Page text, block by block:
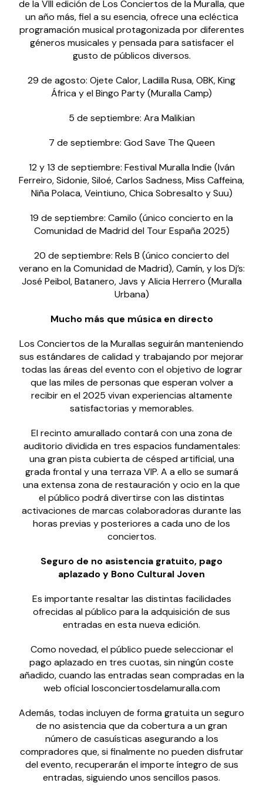
de la VIII edición de Los Conciertos de la Muralla, que
un año más, fiel a su esencia, ofrece una ecléctica
programación musical protagonizada por diferentes
géneros musicales y pensada para satisfacer el
gusto de públicos diversos.
29 de agosto: Ojete Calor, Ladilla Rusa, OBK, King
África y el Bingo Party (Muralla Camp)
5 de septiembre: Ara Malikian
7 de septiembre: God Save The Queen
12 y 13 de septiembre: Festival Muralla Indie (Iván
Ferreiro, Sidonie, Siloé, Carlos Sadness, Miss Caffeina,
Niña Polaca, Veintiuno, Chica Sobresalto y Suu)
19 de septiembre: Camilo (único concierto en la
Comunidad de Madrid del Tour España 2025)
20 de septiembre: Rels B (único concierto del
verano en la Comunidad de Madrid), Camín, y los Dj’s:
José Peibol, Batanero, Javs y Alicia Herrero (Muralla
Urbana)
Mucho más que música en directo
Los Conciertos de la Murallas seguirán manteniendo
sus estándares de calidad y trabajando por mejorar
todas las áreas del evento con el objetivo de lograr
que las miles de personas que esperan volver a
recibir en el 2025 vivan experiencias altamente
satisfactorias y memorables.
El recinto amurallado contará con una zona de
auditorio dividida en tres espacios fundamentales:
una gran pista cubierta de césped artificial, una
grada frontal y una terraza VIP. A a ello se sumará
una extensa zona de restauración y ocio en la que
el público podrá divertirse con las distintas
activaciones de marcas colaboradoras durante las
horas previas y posteriores a cada uno de los
conciertos.
Seguro de no asistencia gratuito, pago
aplazado y Bono Cultural Joven
Es importante resaltar las distintas facilidades
ofrecidas al público para la adquisición de sus
entradas en esta nueva edición.
Como novedad, el público puede seleccionar el
pago aplazado en tres cuotas, sin ningún coste
añadido, cuando las entradas sean compradas en la
web oficial losconciertosdelamuralla.com
Además, todas incluyen de forma gratuita un seguro
de no asistencia que da cobertura a un gran
número de casuísticas asegurando a los
compradores que, si finalmente no pueden disfrutar
del evento, recuperarán el importe íntegro de sus
entradas, siguiendo unos sencillos pasos.